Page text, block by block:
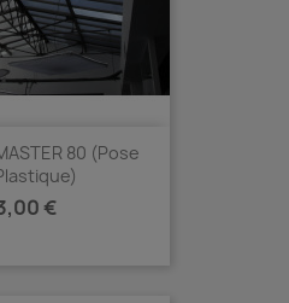
80 (Pose
€